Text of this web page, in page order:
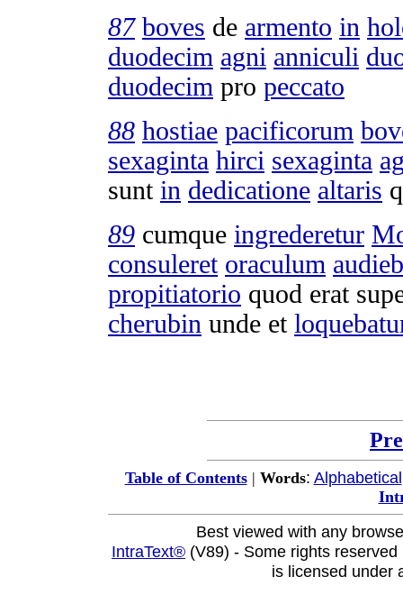
87 boves de armento in
duodecim agni anniculi
duodecim pro peccato
88 hostiae pacificorum
sexaginta hirci sexaginta
sunt in dedicatione altaris
89 cumque ingrederetur
consuleret oraculum
propitiatorio quod erat
cherubin unde et
Table of Contents| Words: Alphabetical
Best viewed with any
IntraText® (V89) - Some rights
is licensed under